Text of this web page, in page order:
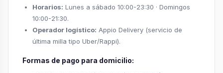
Horarios: Lunes a sábado 10:00-23:30 · Domingos
10:00-21:30.
Operador logístico: Appio Delivery (servicio de
última milla tipo Uber/Rappi).
Formas de pago para domicilio: